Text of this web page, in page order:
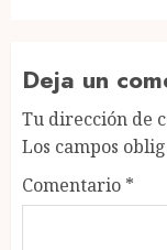
Deja un
Tu dirección de
Los campos
Comentario *